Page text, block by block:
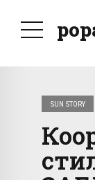
SUN STORY